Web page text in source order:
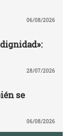
06/08/2026
28/07/2026
se
06/08/2026